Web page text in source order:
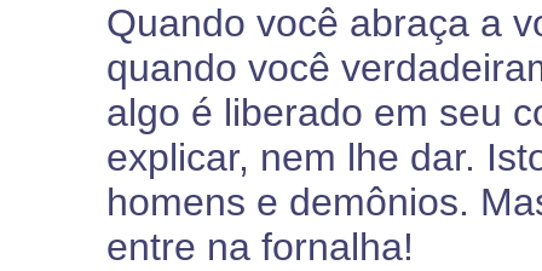
Quando você abraça a
quando você
algo é liberado em seu
explicar, nem lhe dar.
homens e demônios.
entre na fornalha!